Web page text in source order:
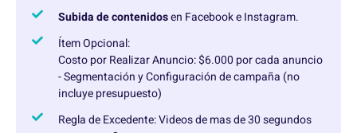
Subida de contenidosen Facebook e Instagram.
Ítem Opcional:
Costo por Realizar Anuncio: $6.000 por cada anuncio
- Segmentación y Configuración de campaña (no
incluye presupuesto)
Regla de Excedente: Videos de mas de 30 segundos